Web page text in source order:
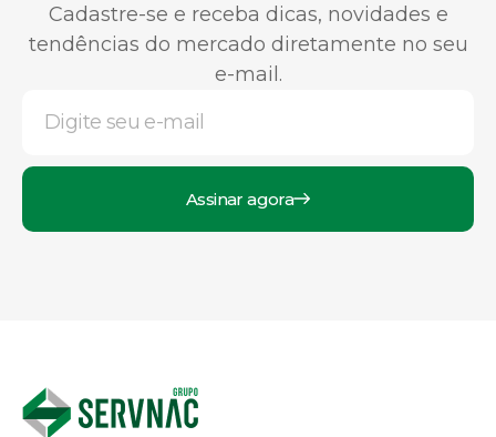
Cadastre-se e receba dicas, novidades e
tendências do mercado diretamente no seu
e-mail.
Assinar agora